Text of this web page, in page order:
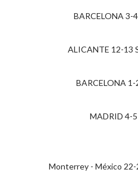
BARCELONA 3-
ALICANTE 12-13
BARCELONA
MADRID 4-
Monterrey - México